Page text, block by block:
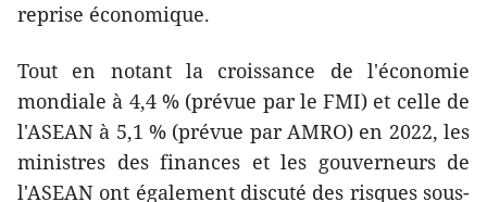
reprise économique.
Tout en notant la croissance de l'économie
mondiale à 4,4 % (prévue par le FMI) et celle de
l'ASEAN à 5,1 % (prévue par AMRO) en 2022, les
ministres des finances et les gouverneurs de
l'ASEAN ont également discuté des risques sous-